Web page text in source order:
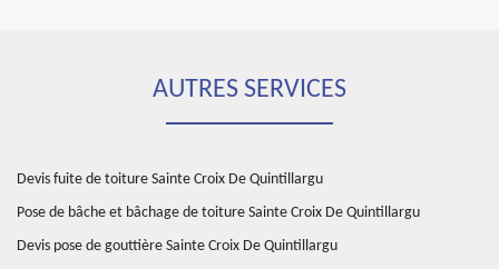
AUTRES SERVICES
Devis fuite de toiture Sainte Croix De Quintillargu
Pose de bâche et bâchage de toiture Sainte Croix De Quintillargu
Devis pose de gouttière Sainte Croix De Quintillargu